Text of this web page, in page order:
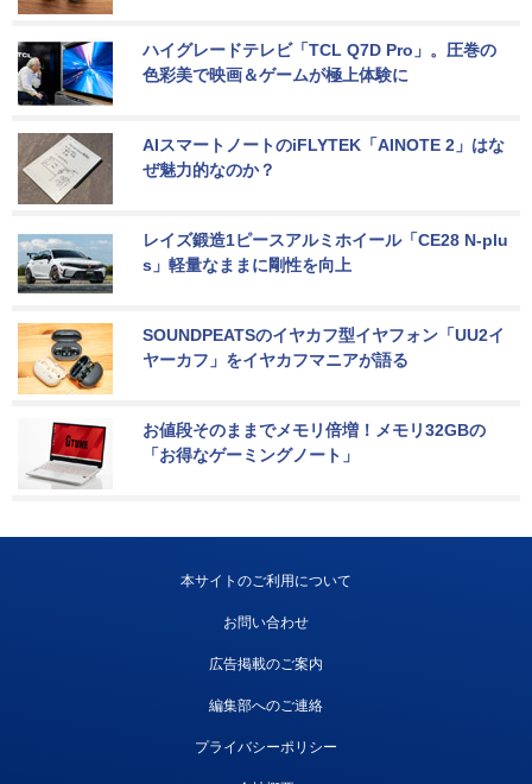
ハイグレードテレビ「TCL Q7D Pro」。圧巻の
色彩美で映画＆ゲームが極上体験に
AIスマートノートのiFLYTEK「AINOTE 2」はな
ぜ魅力的なのか？
レイズ鍛造1ピースアルミホイール「CE28 N-plu
s」軽量なままに剛性を向上
SOUNDPEATSのイヤカフ型イヤフォン「UU2イ
ヤーカフ」をイヤカフマニアが語る
お値段そのままでメモリ倍増！メモリ32GBの
「お得なゲーミングノート」
本サイトのご利用について
お問い合わせ
広告掲載のご案内
編集部へのご連絡
プライバシーポリシー